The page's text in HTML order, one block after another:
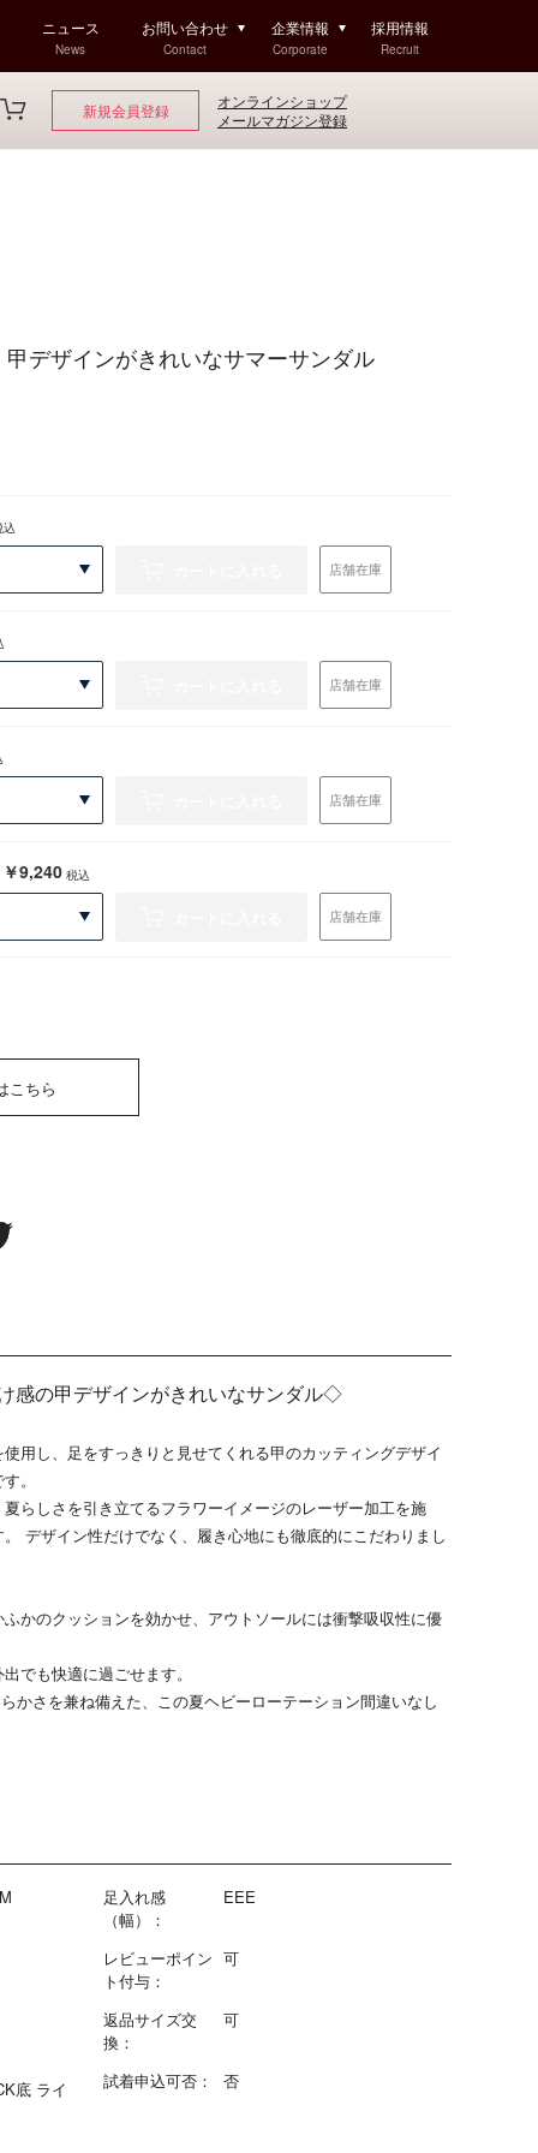
ニュース
News
お問い合わせ
Contact
企業情報
Corporate
採用情報
Recruit
新規会員登録
オンラインショップ
メールマガジン登録
デザインがきれいなサマーサンダル
底 ライ
足入れ感
（幅）：
EEE
レビューポイン
ト付与：
可
返品サイズ交
換：
可
試着申込可否： 否
込
店舗在庫
店舗在庫
店舗在庫
￥9,240 税込
店舗在庫
感の甲デザインがきれいなサンダル◇
用し、足をすっきりと見せてくれる甲のカッティングデザイ
。
らしさを引き立てるフラワーイメージのレーザー加工を施
デザイン性だけでなく、履き心地にも徹底的にこだわりまし
かのクッションを効かせ、アウトソールには衝撃吸収性に優
でも快適に過ごせます。
かさを兼ね備えた、この夏ヘビーローテーション間違いなし
こちら